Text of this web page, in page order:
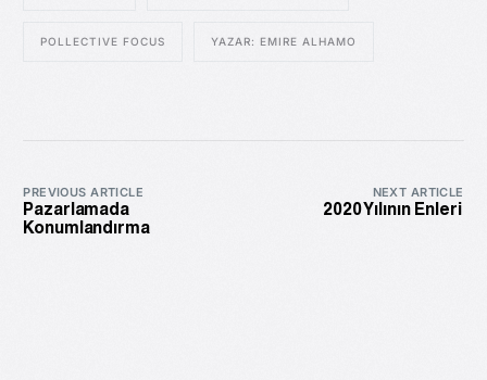
POLLECTIVE FOCUS YAZAR: EMIRE ALHAMO
PREVIOUS ARTICLE
Pazarlamada
Konumlandırma
NEXT ARTICLE
2020 Yılının Enleri